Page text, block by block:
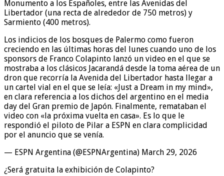
Monumento a los Españoles, entre las Avenidas del
Libertador (una recta de alrededor de 750 metros) y
Sarmiento (400 metros).
Los indicios de los bosques de Palermo como fueron
creciendo en las últimas horas del lunes cuando uno de los
sponsors de Franco Colapinto lanzó un video en el que se
mostraba a los clásicos Jacarandá desde la toma aérea de un
dron que recorría la Avenida del Libertador hasta llegar a
un cartel vial en el que se leía: «Just a Dream in my mind»,
en clara referencia a los dichos del argentino en el media
day del Gran premio de Japón. Finalmente, remataban el
video con «la próxima vuelta en casa». Es lo que le
respondió el piloto de Pilar a ESPN en clara complicidad
por el anuncio que se venía.
— ESPN Argentina (@ESPNArgentina) March 29, 2026
¿Será gratuita la exhibición de Colapinto?